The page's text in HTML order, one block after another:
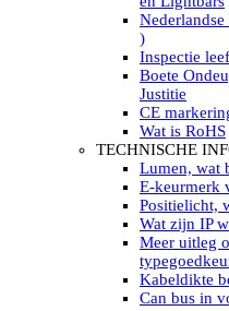
LED’s work
Led
LED’s work
LED’s light
LED High
LED
Led Flitsers
Led
Led Multi
Led flitsbalk
Traffic
Led
Accessoires
Led
)
Inspectie
Boete
Justitie
CE
Wat is RoHS
TECHNISCHE
Lumen, wat
E-keurmerk
Positielicht,
Wat zijn IP
Meer uitleg
Kabeldikte
Can bus in